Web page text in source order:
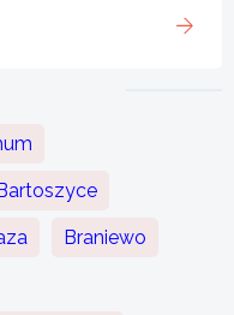
Braniewo